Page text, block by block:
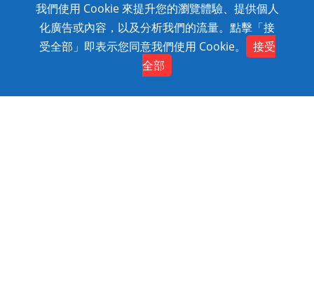
0800-868-358
Copyright © 2020 SolidWizard Technology
Co.,Ltd. All Rights Reserved. Dtell
網頁設計
Contact
我們使用 Cookie 來提升您的瀏覽體驗、提供個人
化廣告或內容，以及分析我們的流量。點擊「接
受全部」即表示您同意我們使用 Cookie。
接受
全部